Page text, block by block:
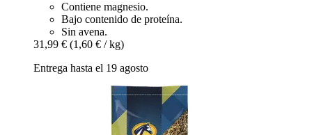
Contiene magnesio.
Bajo contenido de proteína.
Sin avena.
31,99 € (1,60 € / kg)
Entrega hasta el 19 agosto